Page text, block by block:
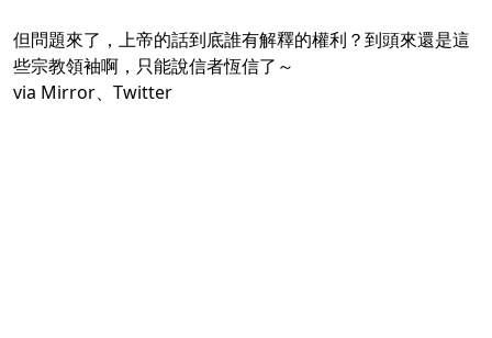
但問題來了，上帝的話到底誰有解釋的權利？到頭來還是這
些宗教領袖啊，只能說信者恆信了～
via Mirror、Twitter